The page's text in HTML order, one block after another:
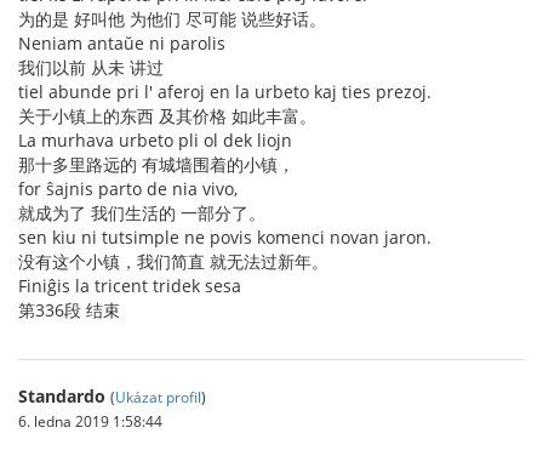
为的是 好叫他 为他们 尽可能 说些好话。
Neniam antaŭe ni parolis
我们以前 从未 讲过
tiel abunde pri l' aferoj en la urbeto kaj ties prezoj.
关于小镇上的东西 及其价格 如此丰富。
La murhava urbeto pli ol dek liojn
那十多里路远的 有城墙围着的小镇，
for ŝajnis parto de nia vivo,
就成为了 我们生活的 一部分了。
sen kiu ni tutsimple ne povis komenci novan jaron.
没有这个小镇，我们简直 就无法过新年。
Finiĝis la tricent tridek sesa
第336段 结束
Standardo (Ukázat profil)
6. ledna 2019 1:58:44